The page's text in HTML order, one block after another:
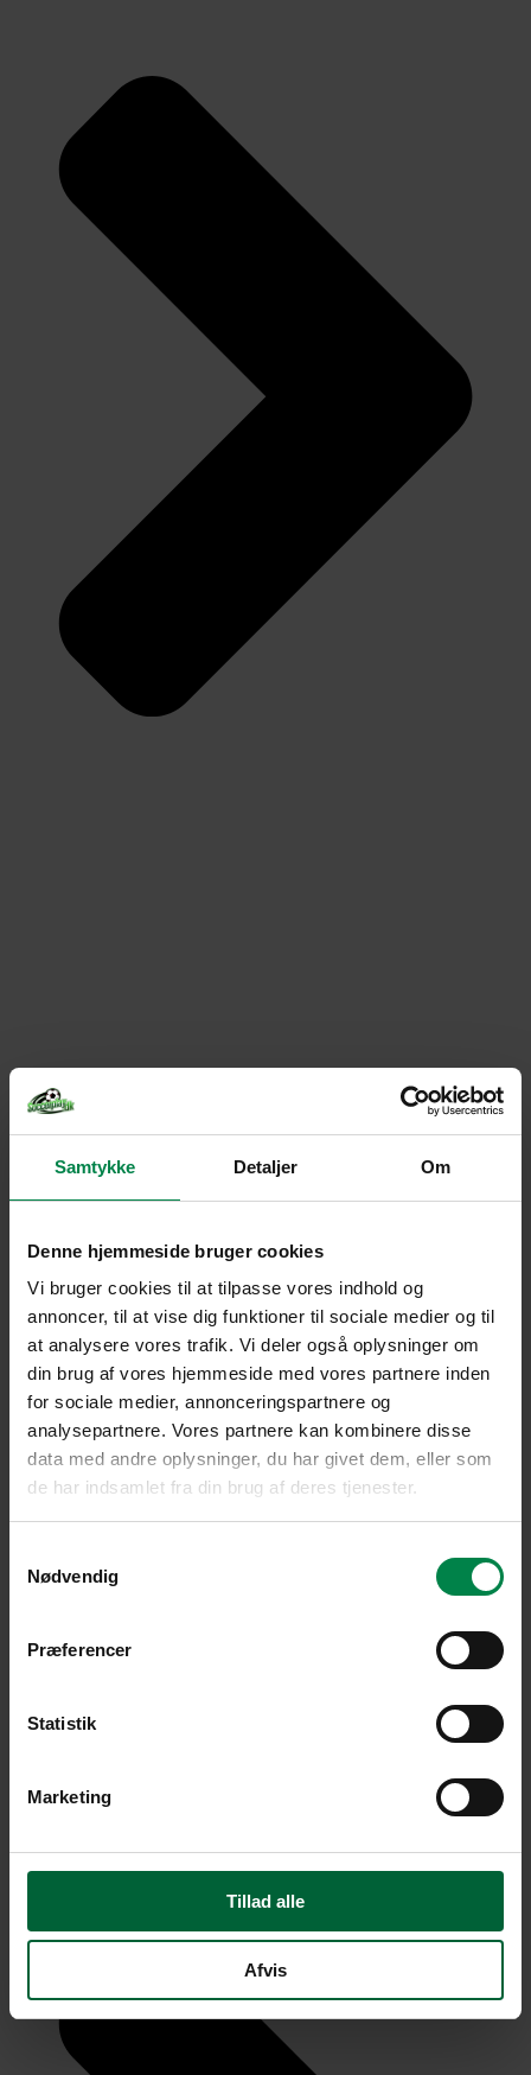
Samtykke Detaljer Om
Denne hjemmeside bruger cookies
Vi bruger cookies til at tilpasse vores indhold og
annoncer, til at vise dig funktioner til sociale medier og til
at analysere vores trafik. Vi deler også oplysninger om
din brug af vores hjemmeside med vores partnere inden
for sociale medier, annonceringspartnere og
analysepartnere. Vores partnere kan kombinere disse
data med andre oplysninger, du har givet dem, eller som
de har indsamlet fra din brug af deres tjenester.
Nødvendig
Præferencer
Statistik
Marketing
Tillad alle
Afvis